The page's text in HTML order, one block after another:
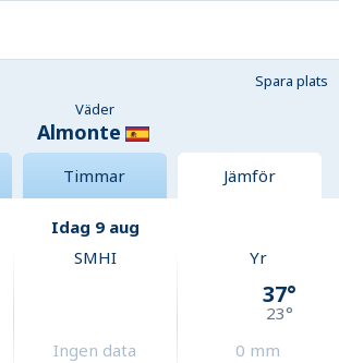
Spara plats
Väder
Almonte
Timmar Jämför
Idag 9 aug
SMHI
Ingen data
Yr
37°
23°
0 mm